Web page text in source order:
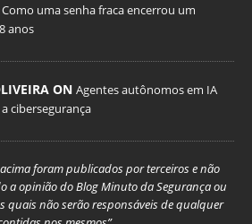
Como uma senha fraca encerrou um
anos
ON Agentes autônomos em IA
cibersegurança
foram publicados por terceiros e não
a opinião do Blog Minuto da Segurança ou
quais não serão responsáveis de qualquer